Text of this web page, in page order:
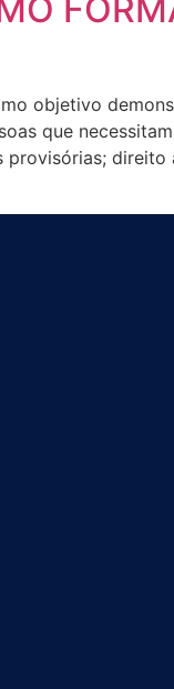
objetivo
que
direito